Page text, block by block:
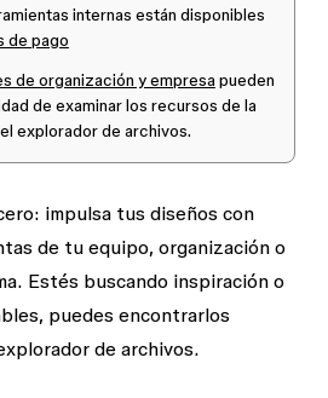
internas están disponibles
de pago
de organización y empresa pueden
de examinar los recursos de la
explorador de archivos.
impulsa tus diseños con
de tu equipo, organización o
Estés buscando inspiración o
puedes encontrarlos
de archivos.